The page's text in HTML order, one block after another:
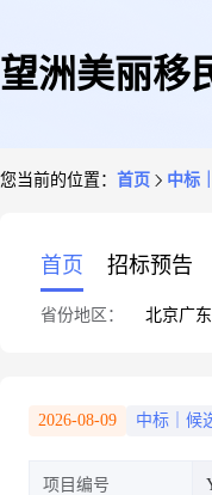
望洲美丽移
您当前的位置： 首页 中标
首页 招标预告
省份地区： 北京广东
2026-08-09 中标｜候
项目编号